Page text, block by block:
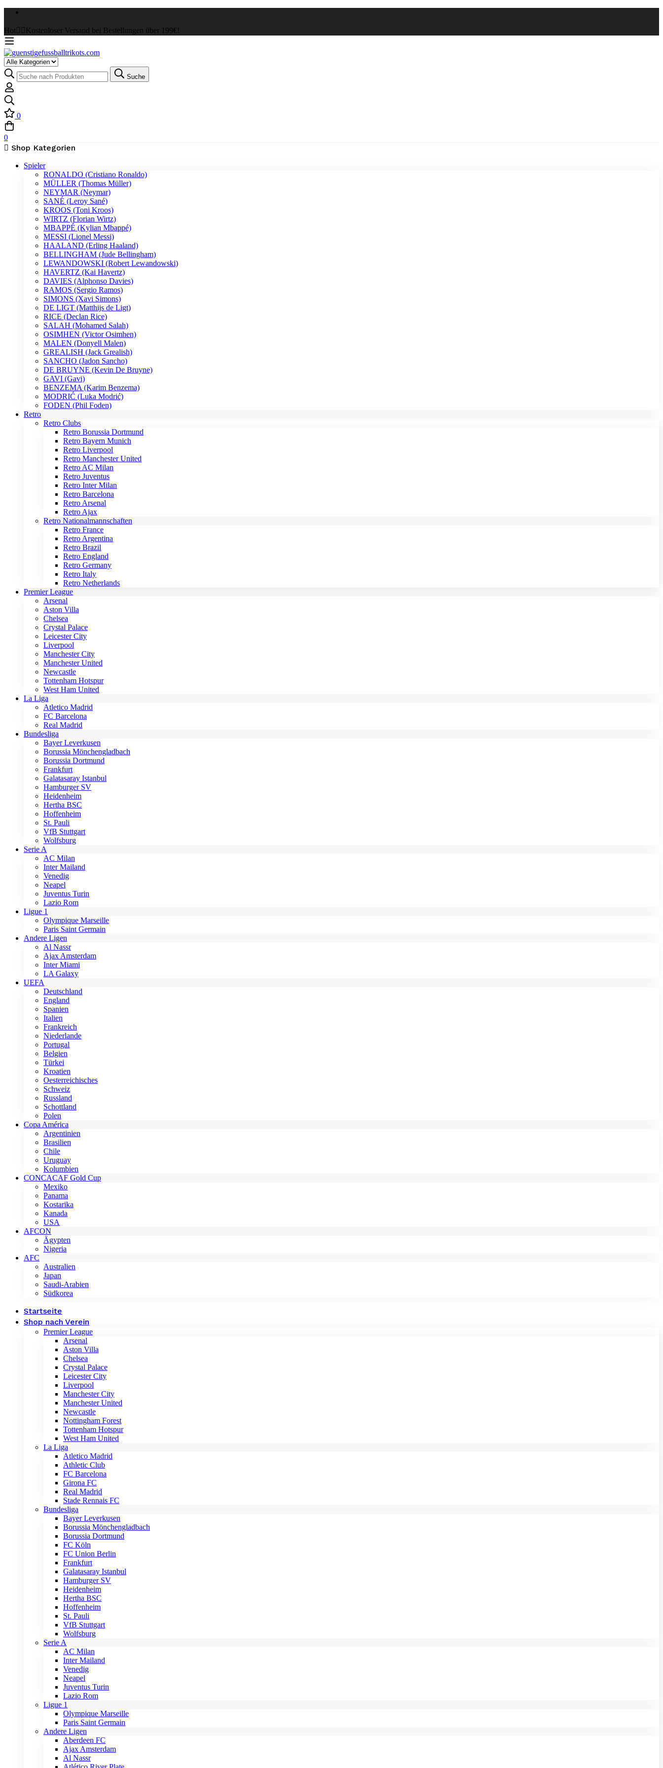
Hot ✌🏼Kostenloser Versand bei Bestellungen über 199€!
Select
a
Category
Suche
nach:
Suche
0
0
Shop Kategorien
Spieler
RONALDO (Cristiano Ronaldo)
MÜLLER (Thomas Müller)
NEYMAR (Neymar)
SANÉ (Leroy Sané)
KROOS (Toni Kroos)
WIRTZ (Florian Wirtz)
MBAPPÉ (Kylian Mbappé)
MESSI (Lionel Messi)
HAALAND (Erling Haaland)
BELLINGHAM (Jude Bellingham)
LEWANDOWSKI (Robert Lewandowski)
HAVERTZ (Kai Havertz)
DAVIES (Alphonso Davies)
RAMOS (Sergio Ramos)
SIMONS (Xavi Simons)
DE LIGT (Matthijs de Ligt)
RICE (Declan Rice)
SALAH (Mohamed Salah)
OSIMHEN (Victor Osimhen)
MALEN (Donyell Malen)
GREALISH (Jack Grealish)
SANCHO (Jadon Sancho)
DE BRUYNE (Kevin De Bruyne)
GAVI (Gavi)
BENZEMA (Karim Benzema)
MODRIĆ (Luka Modrić)
FODEN (Phil Foden)
Retro
Retro Clubs
Retro Borussia Dortmund
Retro Bayern Munich
Retro Liverpool
Retro Manchester United
Retro AC Milan
Retro Juventus
Retro Inter Milan
Retro Barcelona
Retro Arsenal
Retro Ajax
Retro Nationalmannschaften
Retro France
Retro Argentina
Retro Brazil
Retro England
Retro Germany
Retro Italy
Retro Netherlands
Premier League
Arsenal
Aston Villa
Chelsea
Crystal Palace
Leicester City
Liverpool
Manchester City
Manchester United
Newcastle
Tottenham Hotspur
West Ham United
La Liga
Atletico Madrid
FC Barcelona
Real Madrid
Bundesliga
Bayer Leverkusen
Borussia Mönchengladbach
Borussia Dortmund
Frankfurt
Galatasaray Istanbul
Hamburger SV
Heidenheim
Hertha BSC
Hoffenheim
St. Pauli
VfB Stuttgart
Wolfsburg
Serie A
AC Milan
Inter Mailand
Venedig
Neapel
Juventus Turin
Lazio Rom
Ligue 1
Olympique Marseille
Paris Saint Germain
Andere Ligen
Al Nassr
Ajax Amsterdam
Inter Miami
LA Galaxy
UEFA
Deutschland
England
Spanien
Italien
Frankreich
Niederlande
Portugal
Belgien
Türkei
Kroatien
Oesterreichisches
Schweiz
Russland
Schottland
Polen
Copa América
Argentinien
Brasilien
Chile
Uruguay
Kolumbien
CONCACAF Gold Cup
Mexiko
Panama
Kostarika
Kanada
USA
AFCON
Ägypten
Nigeria
AFC
Australien
Japan
Saudi-Arabien
Südkorea
Startseite
Shop nach Verein
Premier League
Arsenal
Aston Villa
Chelsea
Crystal Palace
Leicester City
Liverpool
Manchester City
Manchester United
Newcastle
Nottingham Forest
Tottenham Hotspur
West Ham United
La Liga
Atletico Madrid
Athletic Club
FC Barcelona
Girona FC
Real Madrid
Stade Rennais FC
Bundesliga
Bayer Leverkusen
Borussia Mönchengladbach
Borussia Dortmund
FC Köln
FC Union Berlin
Frankfurt
Galatasaray Istanbul
Hamburger SV
Heidenheim
Hertha BSC
Hoffenheim
St. Pauli
VfB Stuttgart
Wolfsburg
Serie A
AC Milan
Inter Mailand
Venedig
Neapel
Juventus Turin
Lazio Rom
Ligue 1
Olympique Marseille
Paris Saint Germain
Andere Ligen
Aberdeen FC
Ajax Amsterdam
Al Nassr